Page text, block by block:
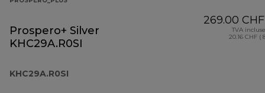
Prospero+ Silver
KHC29A.R0SI
KHC29A.R0SI
269.00 CHF
TVA
20.16 CHF (